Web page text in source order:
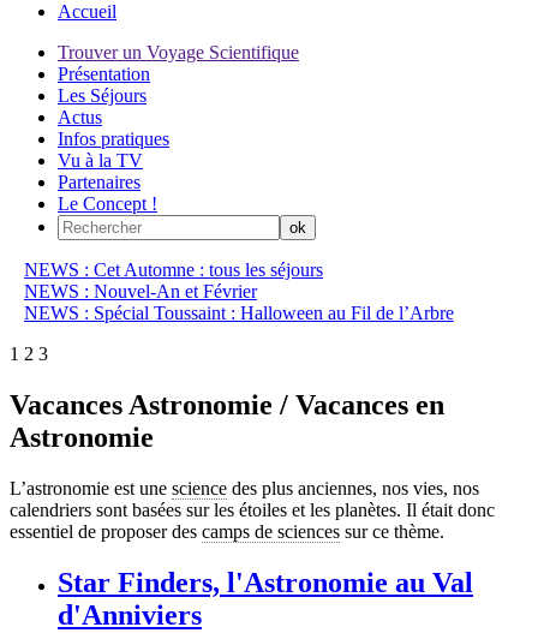
Accueil
Trouver un Voyage Scientifique
Présentation
Les Séjours
Actus
Infos pratiques
Vu à la TV
Partenaires
Le Concept !
NEWS : Cet Automne : tous les séjours
NEWS : Nouvel-An et Février
NEWS : Spécial Toussaint : Halloween au Fil de l’Arbre
1 2 3
Vacances Astronomie / Vacances en
Astronomie
L’astronomie est une science des plus anciennes, nos vies, nos
calendriers sont basées sur les étoiles et les planètes. Il était donc
essentiel de proposer des camps de sciences sur ce thème.
Star Finders, l'Astronomie au Val
d'Anniviers